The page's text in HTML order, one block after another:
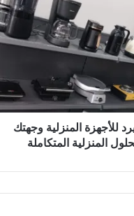
للأجهزة المنزلية وجهتك
المنزلية المتكاملة